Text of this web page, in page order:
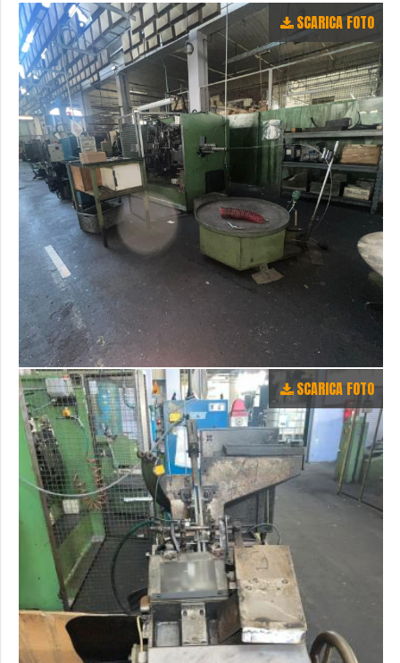
SCARICA FOTO
SCARICA FOTO